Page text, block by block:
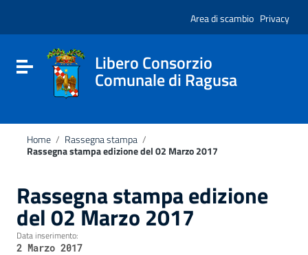
sito
include
Vai al footer
Area di scambio Privacy
Attiva / disattiva la navigazione
Libero Consorzio
Comunale di Ragusa
Home / Rassegna stampa /
Rassegna stampa edizione del 02 Marzo 2017
Rassegna stampa edizione
del 02 Marzo 2017
Data inserimento:
2 Marzo 2017